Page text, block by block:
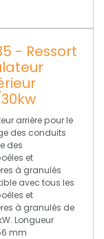
- Ressort
arrière pour le
des conduits
des
et
à granulés
avec tous les
et
à granulés de
Longueur
mm